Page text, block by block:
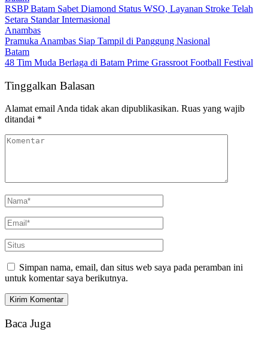
RSBP Batam Sabet Diamond Status WSO, Layanan Stroke Telah
Setara Standar Internasional
Anambas
Pramuka Anambas Siap Tampil di Panggung Nasional
Batam
48 Tim Muda Berlaga di Batam Prime Grassroot Football Festival
Tinggalkan Balasan
Alamat email Anda tidak akan dipublikasikan. Ruas yang wajib
ditandai *
Simpan nama, email, dan situs web saya pada peramban ini
untuk komentar saya berikutnya.
Baca Juga